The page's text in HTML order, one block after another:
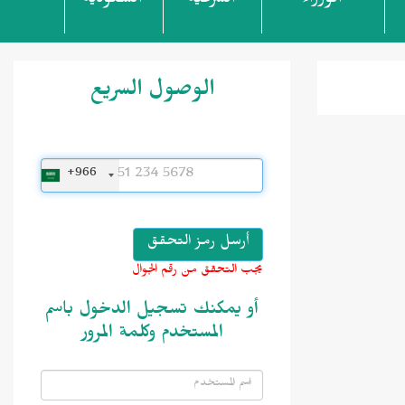
الوصول السريع
+966
يجب التحقق من رقم الجوال
أو يمكنك تسجيل الدخول باسم
المستخدم وكلمة المرور